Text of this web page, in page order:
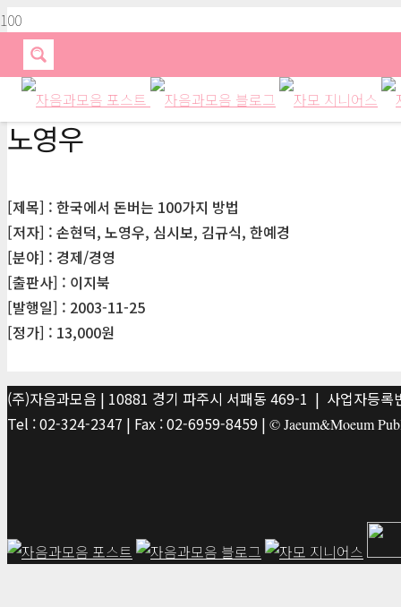
노영우
[제목] : 한국에서 돈버는 100가지 방법
[저자] : 손현덕, 노영우, 심시보, 김규식, 한예경
[분야] : 경제/경영
[출판사] : 이지북
[발행일] : 2003-11-25
[정가] : 13,000원
(주)자음과모음 | 10881 경기 파주시 서패동 469-1 | 사업자등
Tel : 02-324-2347 | Fax : 02-6959-8459 | © Jaeum&Moeum